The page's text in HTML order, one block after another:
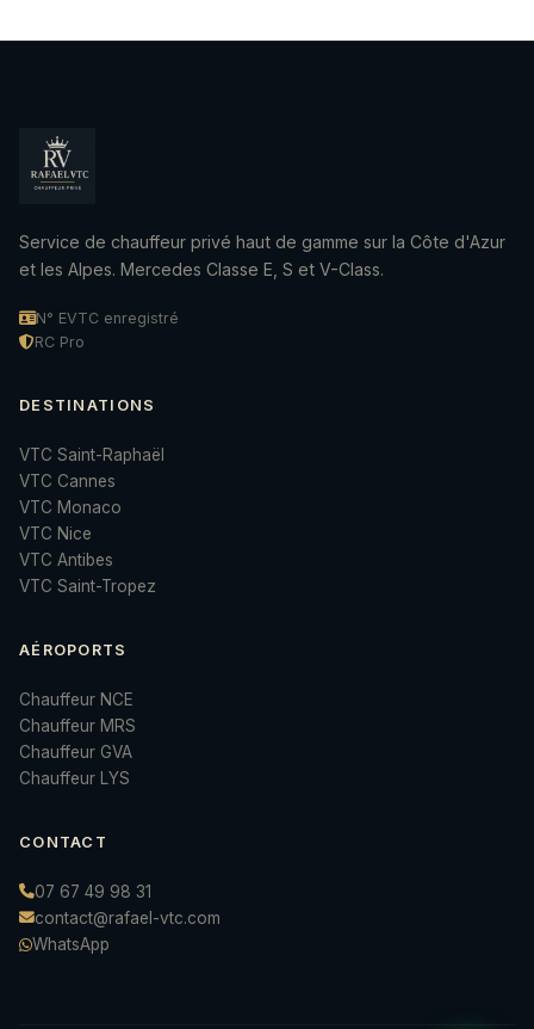
Service de chauffeur privé haut de gamme sur la Côte d'Azur
et les Alpes. Mercedes Classe E, S et V-Class.
N° EVTC enregistré
RC Pro
DESTINATIONS
VTC Saint-Raphaël
VTC Cannes
VTC Monaco
VTC Nice
VTC Antibes
VTC Saint-Tropez
AÉROPORTS
Chauffeur NCE
Chauffeur MRS
Chauffeur GVA
Chauffeur LYS
CONTACT
07 67 49 98 31
contact@rafael-vtc.com
WhatsApp